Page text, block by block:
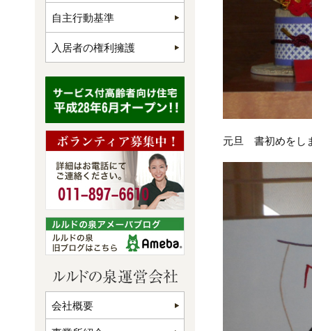
元旦 書初めをし
自主行動基準
入居者の権利擁護
会社概要